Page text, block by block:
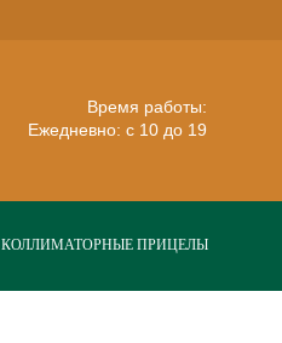
Время работы:
Ежедневно: с 10 до 19
КОЛЛИМАТОРНЫЕ ПРИЦЕЛЫ